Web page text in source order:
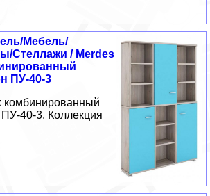
Мебель/
Стеллажи / Merdes
ПУ-40-3
комбинированный
40-3. Коллекция